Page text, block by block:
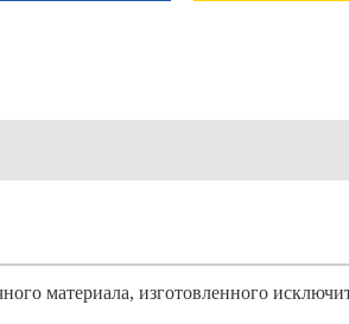
материала, изготовленного